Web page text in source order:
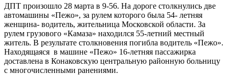
ДПТ произошло 28 марта в 9-56. На дороге столкнулись две
автомашины «Пежо», за рулем которого была 54- летняя
женщина- водитель, жительница Московской области. За
рулем грузового «Камаза» находился 55-летний местный
житель. В результате столкновения погибла водитель «Пежо».
Находящаяся в машине «Пежо» 16-летняя пассажирка
доставлена в Конаковскую центральную районную больницу
с многочисленными ранениями.